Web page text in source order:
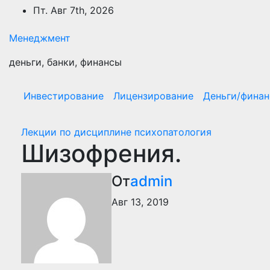
Перейти
содержимому
Пт. Авг 7th, 2026
Менеджмент
деньги, банки, финансы
Инвестирование Лицензирование Деньги/
Лекции по дисциплине психопатология
Шизофрения.
Отadmin
Авг 13, 2019